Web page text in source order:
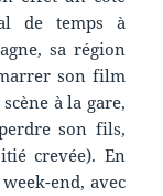
de temps à
sa région
son film
à la gare,
son fils,
crevée). En
end, avec